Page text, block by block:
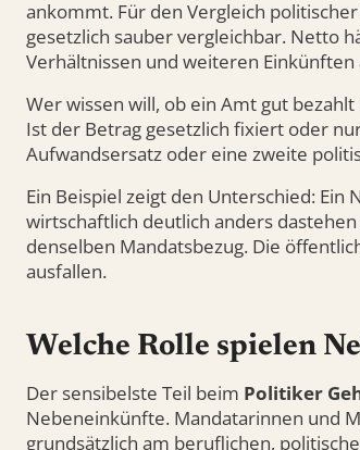
ankommt. Für den Vergleich
gesetzlich sauber vergleichbar. Netto
Verhältnissen und weiteren Einkünften
Wer wissen will, ob ein Amt gut
Ist der Betrag gesetzlich fixiert oder
Aufwandsersatz oder eine zweite
Ein Beispiel zeigt den Unterschied:
wirtschaftlich deutlich anders
denselben Mandatsbezug. Die
ausfallen.
Welche Rolle spielen
Der sensibelste Teil beim Politiker
Nebeneinkünfte. Mandatarinnen und
grundsätzlich am beruflichen,